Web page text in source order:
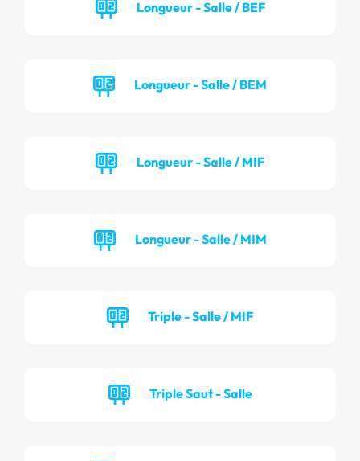
Longueur - Salle / BEF
Longueur - Salle / BEM
Longueur - Salle / MIF
Longueur - Salle / MIM
Triple - Salle / MIF
Triple Saut - Salle